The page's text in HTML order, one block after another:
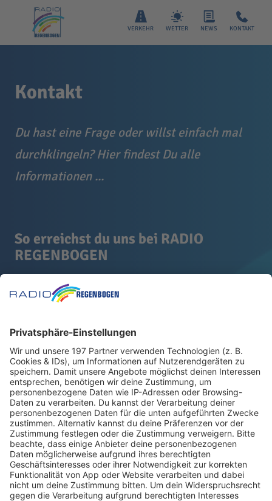
VERKEHR WETTER NEWS KONTAKT
Kontakt
Du hast eine Frage oder willst einfach mal
durchklingeln? Hier findest Du alle
Informationen ...
So erreichst du uns bei RADIO
REGENBOGEN
So erreichst du uns telefonisch
Hörerservice und Verkehrscenter:
Oder melde dich per WhatsApp
WhatsApp: 08000 34 35 36
Für Informationen zur Kontaktaufnahme per WhatsApp
klickt hier
Oder lieber per E-Mail?
Dann schreib uns anstudio@regenbogen.de
So kontaktierst du unsere Regiostudios: